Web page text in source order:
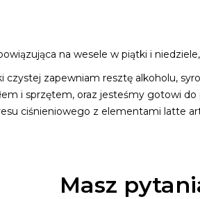
na wesele w piątki i
czystej zapewniam resztę alkoholu,
i sprzętem, oraz jesteśmy gotowi
ciśnieniowego z elementami latte
Masz